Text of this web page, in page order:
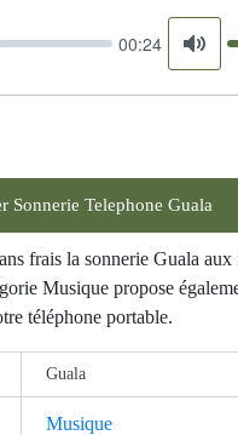
00:24
Mute
Sonnerie Telephone Guala
frais la sonnerie Guala
Musique propose
téléphone portable.
Guala
Musique